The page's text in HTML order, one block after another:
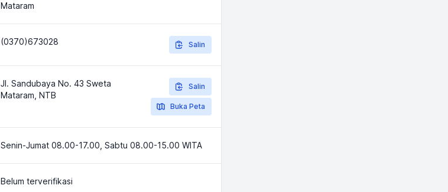
Mataram
(0370)673028 Salin
Jl. Sandubaya No. 43 Sweta
Mataram, NTB
Salin
Buka Peta
Senin-Jumat 08.00-17.00, Sabtu 08.00-15.00 WITA
Belum terverifikasi